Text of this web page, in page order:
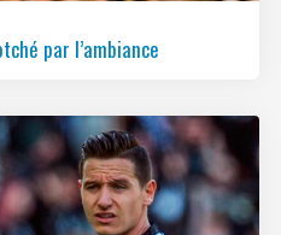
par l’ambiance